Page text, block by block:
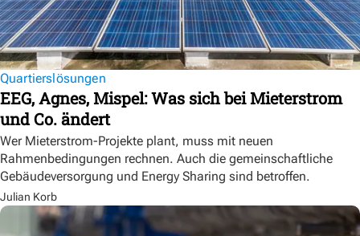
Quartierslösungen
EEG, Agnes, Mispel: Was sich bei Mieterstrom
und Co. ändert
Wer Mieterstrom-Projekte plant, muss mit neuen
Rahmenbedingungen rechnen. Auch die gemeinschaftliche
Gebäudeversorgung und Energy Sharing sind betroffen.
Julian Korb